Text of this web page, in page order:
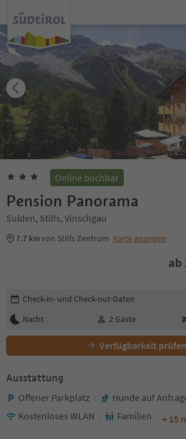
Online buchbar
Pension Panorama
Sulden, Stilfs, Vinschgau
7.7 kmvon Stilfs Zentrum Karte anzeigen
ab
Buchungsdetails bearbeiten
Check-in- und Check-out-Daten
Nacht
2 Gäste
Verfügbarkeit prüfen
Ausstattung
Offener Parkplatz
Hunde auf
Kostenloses WLAN
Familien + 15